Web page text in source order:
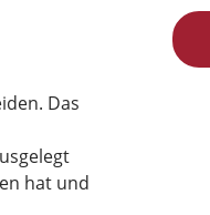
Das
hat und